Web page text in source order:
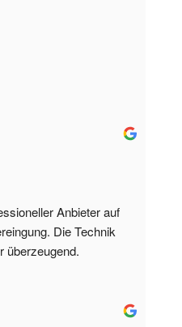
Anbieter auf
Die Technik
überzeugend.